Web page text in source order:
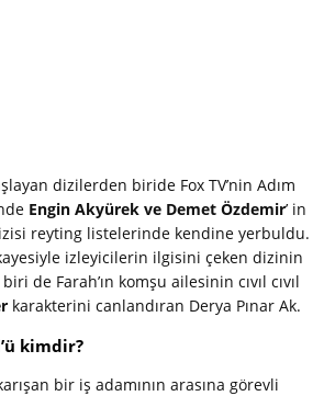
dizilerden biride Fox TV’nin Adım
Engin Akyürek ve Demet Özdemir’ in
reyting listelerinde kendine yerbuldu.
izleyicilerin ilgisini çeken dizinin
de Farah’ın komşu ailesinin cıvıl cıvıl
karakterini canlandıran Derya Pınar Ak.
kimdir?
bir iş adamının arasına görevli